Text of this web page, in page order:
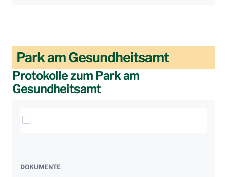
Park am Gesundheitsamt
Protokolle zum Park am
Gesundheitsamt
Elemente auswählen
DOKUMENTE